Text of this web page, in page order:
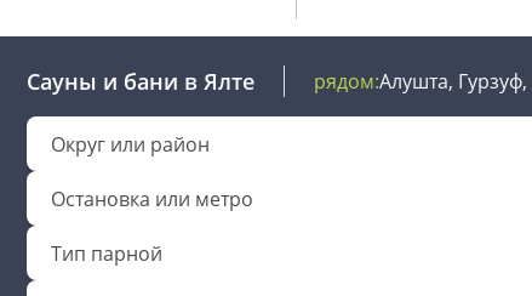
Сауны и бани в Ялте рядом:Алушта, Гурзуф,
Округ или район
Остановка или метро
Тип парной